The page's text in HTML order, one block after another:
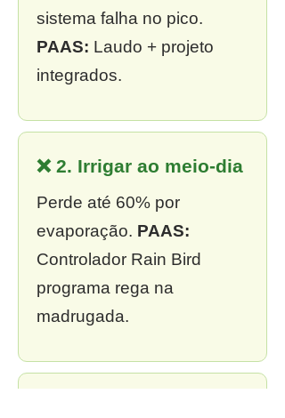
sistema falha no pico.
PAAS: Laudo + projeto
integrados.
❌ 2. Irrigar ao meio-dia
Perde até 60% por
evaporação. PAAS:
Controlador Rain Bird
programa rega na
madrugada.